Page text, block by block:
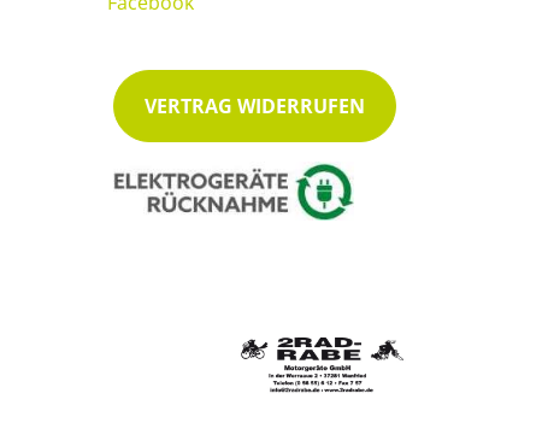
VERTRAG WIDERRUFEN